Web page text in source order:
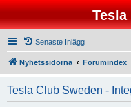
Tesla
Senaste Inlägg
Nyhetssidorna Forumindex
Tesla Club Sweden -